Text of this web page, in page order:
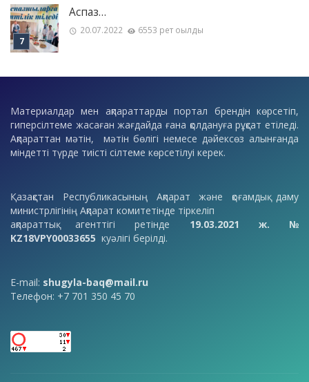
Аспаз…
20.07.2022 6553 рет оқылды
Материалдар мен ақпараттарды портал брендін көрсетіп,
гиперсілтеме жасаған жағдайда ғана қолдануға рұқсат етіледі.
Ақпараттан мәтін, мәтін бөлігі немесе дәйексөз алынғанда
міндетті түрде тиісті сілтеме көрсетілуі керек.
Қазақстан Республикасының Ақпарат және қоғамдық даму
министрлігінің Ақпарат комитетінде тіркеліп
ақпараттық агенттігі ретінде 19.03.2021 ж. №
KZ18VPY00033655 куәлігі берілді.
E-mail: shugyla-baq@mail.ru
Телефон: +7 701 350 45 70